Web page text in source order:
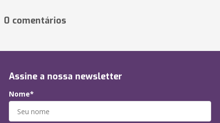
0 comentários
Assine a nossa newsletter
Nome*